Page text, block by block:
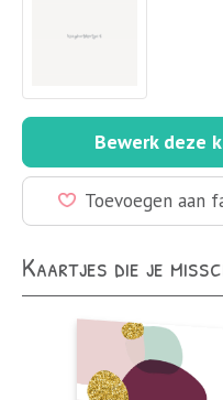
Bewerk deze
Toevoegen aan
Kaartjes die je